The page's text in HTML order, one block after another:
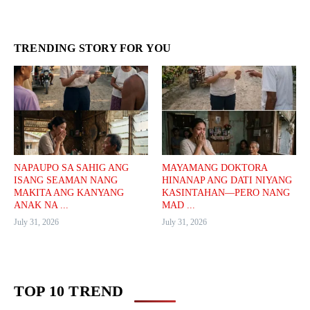
TRENDING STORY FOR YOU
NAPAUPO SA SAHIG ANG
ISANG SEAMAN NANG
MAKITA ANG KANYANG
ANAK NA ...
July 31, 2026
MAYAMANG DOKTORA
HINANAP ANG DATI NIYANG
KASINTAHAN—PERO NANG
MAD ...
July 31, 2026
TOP 10 TREND